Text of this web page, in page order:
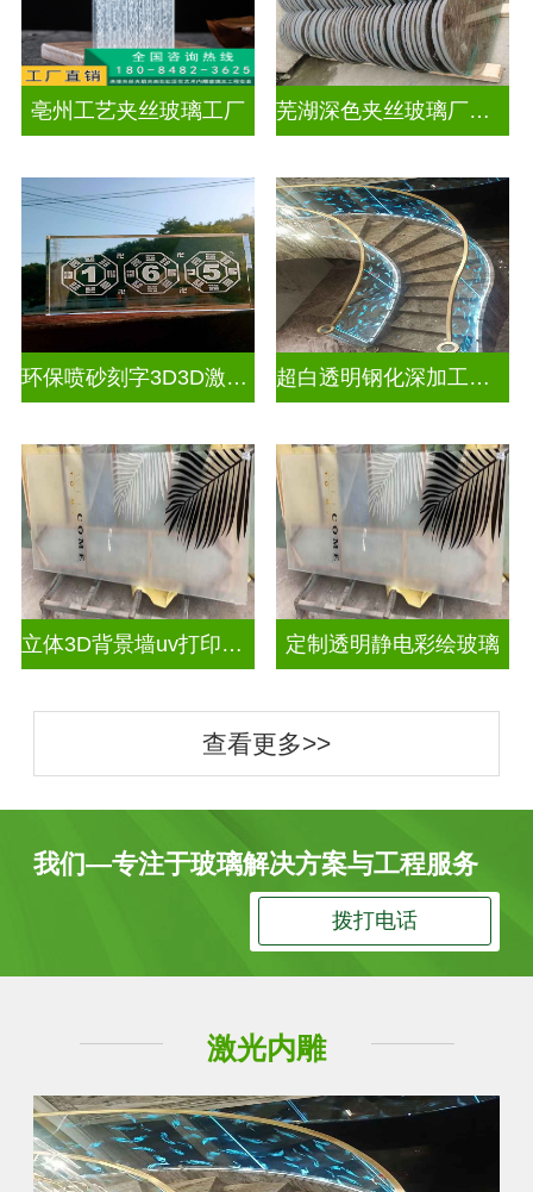
亳州工艺夹丝玻璃工厂 芜湖深色夹丝玻璃厂家电话
环保喷砂刻字3D3D激光内雕玻璃 超白透明钢化深加工激光内雕屏风
立体3D背景墙uv打印玻璃 定制透明静电彩绘玻璃
查看更多>>
我们—专注于玻璃解决方案与工程服务
拨打电话
激光内雕